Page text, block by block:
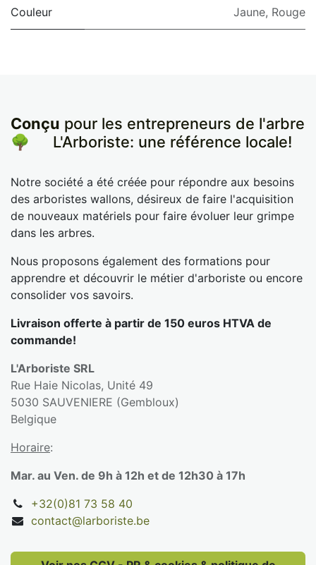
Couleur Jaune, Rouge
Conçu pour les entrepreneurs de l'arbre
🌳
​L'Arboriste: une référence locale!
Notre société a été créée pour répondre aux besoins
des arboristes wallons, désireux de faire l'acquisition
de nouveaux matériels pour faire évoluer leur grimpe
dans les arbres.
Nous proposons également des formations pour
apprendre et découvrir le métier d'arboriste ou encore
consolider vos savoirs.
Livraison offerte à partir de 150 euros HTVA de
commande!
L'Arboriste SRL
Rue Haie Nicolas, Unité 49
5030 SAUVENIERE (Gembloux)
Belgique
Horaire:
Mar. au Ven. de 9h à 12h et de 12h30 à 17h
+32(0)81 73 58 40
contact@larboriste.be